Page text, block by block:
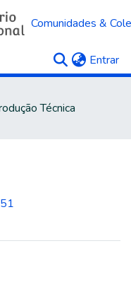
Comunidades &
Entrar
Técnica